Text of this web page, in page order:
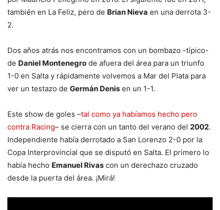
también en La Feliz, pero de Brian Nieva en una derrota 3-
2.
Dos años atrás nos encontramos con un bombazo -típico-
de Daniel Montenegro de afuera del área para un triunfo
1-0 en Salta y rápidamente volvemos a Mar del Plata para
ver un testazo de Germán Denis en un 1-1.
Este show de goles –tal como ya habíamos hecho pero
contra Racing– se cierra con un tanto del verano del 2002.
Independiente había derrotado a San Lorenzo 2-0 por la
Copa Interprovincial que se disputó en Salta. El primero lo
había hecho Emanuel Rivas con un derechazo cruzado
desde la puerta del área. ¡Mirá!